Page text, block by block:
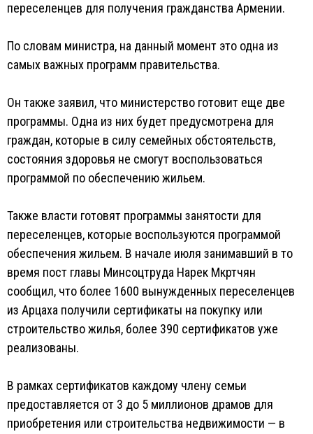
переселенцев для получения гражданства Армении.
По словам министра, на данный момент это одна из
самых важных программ правительства.
Он также заявил, что министерство готовит еще две
программы. Одна из них будет предусмотрена для
граждан, которые в силу семейных обстоятельств,
состояния здоровья не смогут воспользоваться
программой по обеспечению жильем.
Также власти готовят программы занятости для
переселенцев, которые воспользуются программой
обеспечения жильем. В начале июля занимавший в то
время пост главы Минсоцтруда Нарек Мкртчян
сообщил, что более 1600 вынужденных переселенцев
из Арцаха получили сертификаты на покупку или
строительство жилья, более 390 сертификатов уже
реализованы.
В рамках сертификатов каждому члену семьи
предоставляется от 3 до 5 миллионов драмов для
приобретения или строительства недвижимости — в